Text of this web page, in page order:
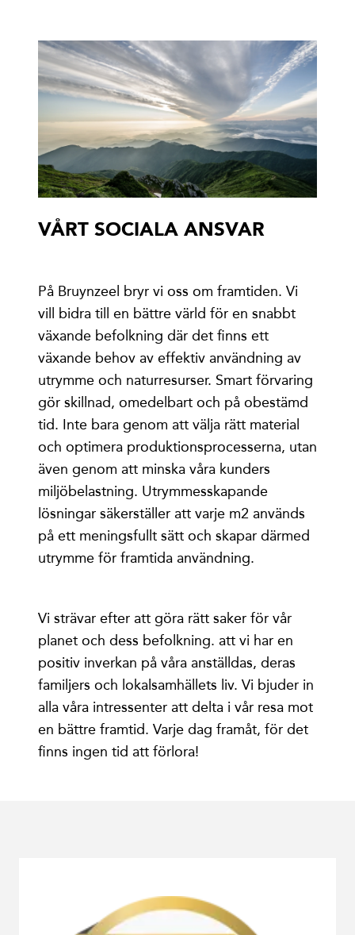
VÅRT SOCIALA ANSVAR
På Bruynzeel bryr vi oss om framtiden. Vi
vill bidra till en bättre värld för en snabbt
växande befolkning där det finns ett
växande behov av effektiv användning av
utrymme och naturresurser. Smart förvaring
gör skillnad, omedelbart och på obestämd
tid. Inte bara genom att välja rätt material
och optimera produktionsprocesserna, utan
även genom att minska våra kunders
miljöbelastning. Utrymmesskapande
lösningar säkerställer att varje m2 används
på ett meningsfullt sätt och skapar därmed
utrymme för framtida användning.
Vi strävar efter att göra rätt saker för vår
planet och dess befolkning. att vi har en
positiv inverkan på våra anställdas, deras
familjers och lokalsamhällets liv. Vi bjuder in
alla våra intressenter att delta i vår resa mot
en bättre framtid. Varje dag framåt, för det
finns ingen tid att förlora!